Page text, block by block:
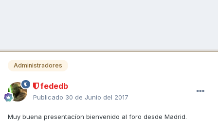
Administradores
fededb
Publicado 30 de Junio del 2017
Muy buena presentacíon bienvenido al foro desde Madrid.